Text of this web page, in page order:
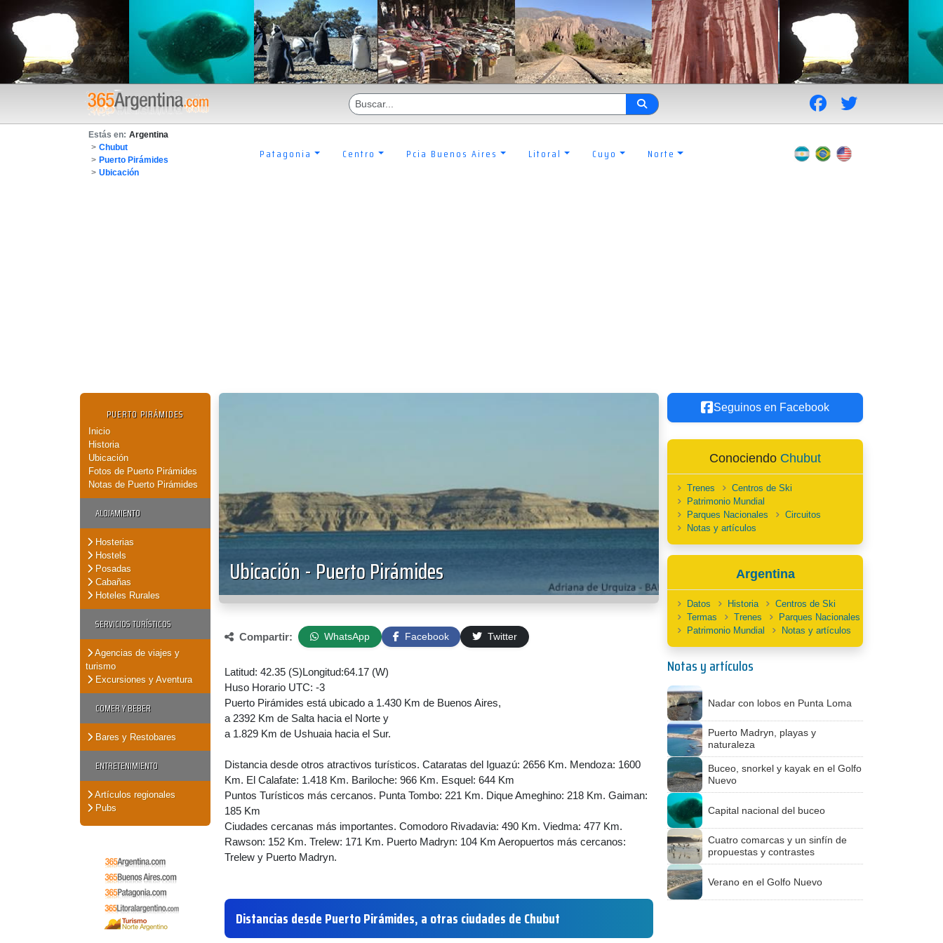
Estás en: Argentina
> Chubut
> Puerto Pirámides
> Ubicación
Patagonia Centro Pcia Buenos Aires Litoral Cuyo Norte
PUERTO PIRÁMIDES
Inicio
Historia
Ubicación
Fotos de Puerto Pirámides
Notas de Puerto Pirámides
ALOJAMIENTO
Hosterias
Hostels
Posadas
Cabañas
Hoteles Rurales
SERVICIOS TURÍSTICOS
Agencias de viajes y
turismo
Excursiones y Aventura
COMER Y BEBER
Bares y Restobares
ENTRETENIMIENTO
Artículos regionales
Pubs
Ubicación - Puerto Pirámides
Compartir: WhatsApp Facebook Twitter
Latitud: 42.35 (S)Longitud:64.17 (W)
Huso Horario UTC: -3
Puerto Pirámides está ubicado a 1.430 Km de Buenos Aires,
a 2392 Km de Salta hacia el Norte y
a 1.829 Km de Ushuaia hacia el Sur.
Distancia desde otros atractivos turísticos. Cataratas del Iguazú: 2656 Km. Mendoza: 1600
Km. El Calafate: 1.418 Km. Bariloche: 966 Km. Esquel: 644 Km
Puntos Turísticos más cercanos. Punta Tombo: 221 Km. Dique Ameghino: 218 Km. Gaiman:
185 Km
Ciudades cercanas más importantes. Comodoro Rivadavia: 490 Km. Viedma: 477 Km.
Rawson: 152 Km. Trelew: 171 Km. Puerto Madryn: 104 Km Aeropuertos más cercanos:
Trelew y Puerto Madryn.
Distancias desde Puerto Pirámides, a otras ciudades de Chubut
Seguinos en Facebook
Conociendo Chubut
Trenes
Centros de Ski
Patrimonio Mundial
Parques Nacionales
Circuitos
Notas y artículos
Argentina
Datos Historia
Centros de Ski
Termas
Trenes
Parques Nacionales
Patrimonio Mundial
Notas y artículos
Notas y artículos
Nadar con lobos en Punta Loma
Puerto Madryn, playas y
naturaleza
Buceo, snorkel y kayak en el Golfo
Nuevo
Capital nacional del buceo
Cuatro comarcas y un sinfín de
propuestas y contrastes
Verano en el Golfo Nuevo